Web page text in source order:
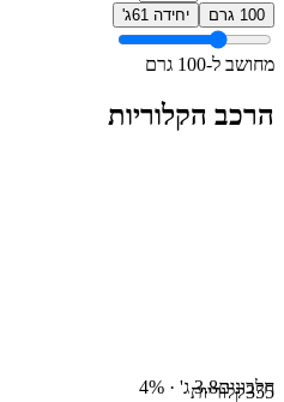
100 גרם יחידה 61ג'
מחושב ל-100 גרם
הרכב הקלוריות
355קלוריותחלבונים3.8ג' · 4%